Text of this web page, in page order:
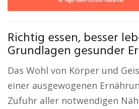
Richtig essen, besser
Grundlagen gesunder
Das Wohl von Körper und
einer ausgewogenen
Zufuhr aller notwendigen